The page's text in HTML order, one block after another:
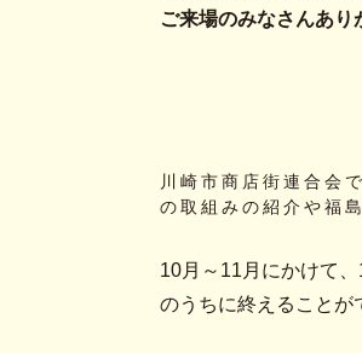
ご来場のみなさんあり
川崎市商店街連合会
の取組みの紹介や福
10月～11月にかけて
のうちに終えることが